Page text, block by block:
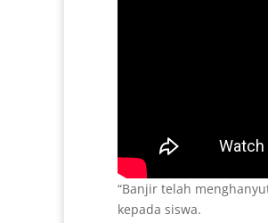
“Banjir telah
kepada siswa.